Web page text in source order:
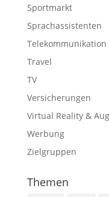
Sportmarkt
Sprachassistenten
Telekommunikation
Travel
TV
Versicherungen
Virtual Reality &
Werbung
Zielgruppen
Themen